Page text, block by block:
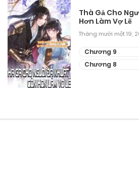
Chương 50
Tháng 9 25, 2025
Chương 49
Tháng 9 25, 2025
Thà Gả Cho
Hơn Làm Vợ Lẽ
Tháng mười một 19,
Chương 9
Chương 8